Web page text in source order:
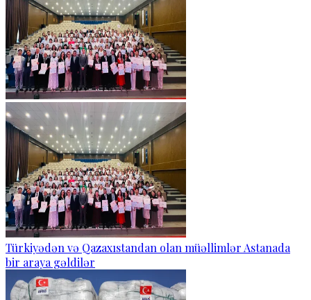
Türkiyədən və Qazaxıstandan olan müəllimlər Astanada
bir araya gəldilər